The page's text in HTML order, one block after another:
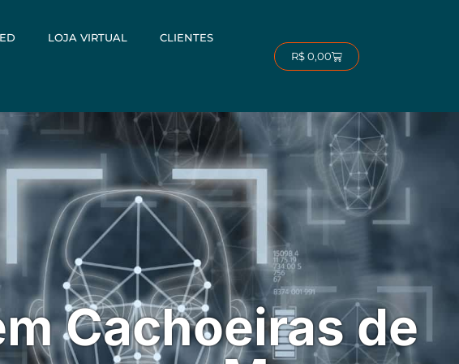
LOJA VIRTUAL CLIENTES
R$0,00Carrinho
Cachoeiras de